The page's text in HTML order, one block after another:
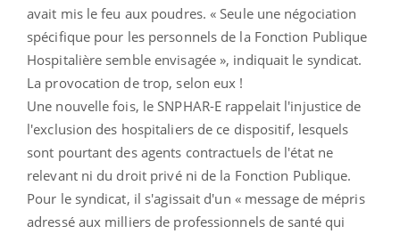
avait mis le feu aux poudres. « Seule une négociation
spécifique pour les personnels de la Fonction Publique
Hospitalière semble envisagée », indiquait le syndicat.
La provocation de trop, selon eux !
Une nouvelle fois, le SNPHAR-E rappelait l'injustice de
l'exclusion des hospitaliers de ce dispositif, lesquels
sont pourtant des agents contractuels de l'état ne
relevant ni du droit privé ni de la Fonction Publique.
Pour le syndicat, il s'agissait d'un « message de mépris
adressé aux milliers de professionnels de santé qui